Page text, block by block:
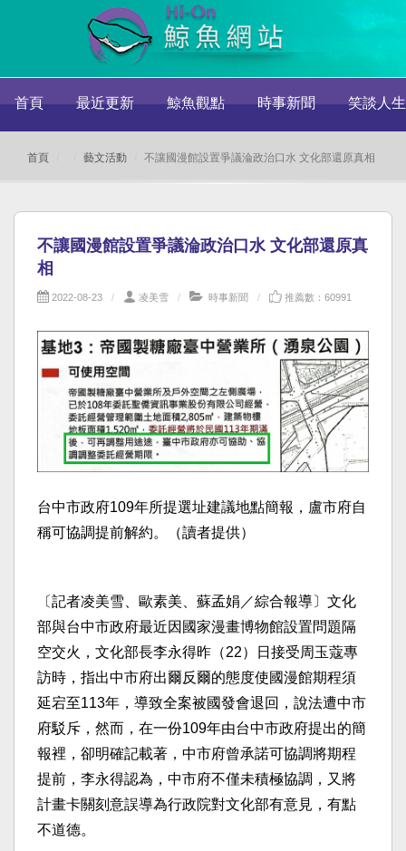
首頁 最近更新 鯨魚觀點 時事新聞 笑談人生
首頁 藝文活動 不讓國漫館設置爭議淪政治口水 文化部還原真相
不讓國漫館設置爭議淪政治口水 文化部還原真
相
2022-08-23 凌美雪 時事新聞 推薦數：60991
台中市政府109年所提選址建議地點簡報，盧市府自
稱可協調提前解約。（讀者提供）
〔記者凌美雪、歐素美、蘇孟娟／綜合報導〕文化
部與台中市政府最近因國家漫畫博物館設置問題隔
空交火，文化部長李永得昨（22）日接受周玉蔻專
訪時，指出中市府出爾反爾的態度使國漫館期程須
延宕至113年，導致全案被國發會退回，說法遭中市
府駁斥，然而，在一份109年由台中市政府提出的簡
報裡，卻明確記載著，中市府曾承諾可協調將期程
提前，李永得認為，中市府不僅未積極協調，又將
計畫卡關刻意誤導為行政院對文化部有意見，有點
不道德。